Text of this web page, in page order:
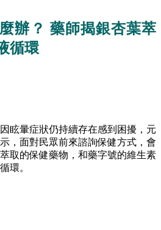
辦？ 藥師揭銀杏葉萃
循環
眩暈症狀仍持續存在感到困擾，元
，面對民眾前來諮詢保健方式，會
取的保健藥物，和藥字號的維生素
環。